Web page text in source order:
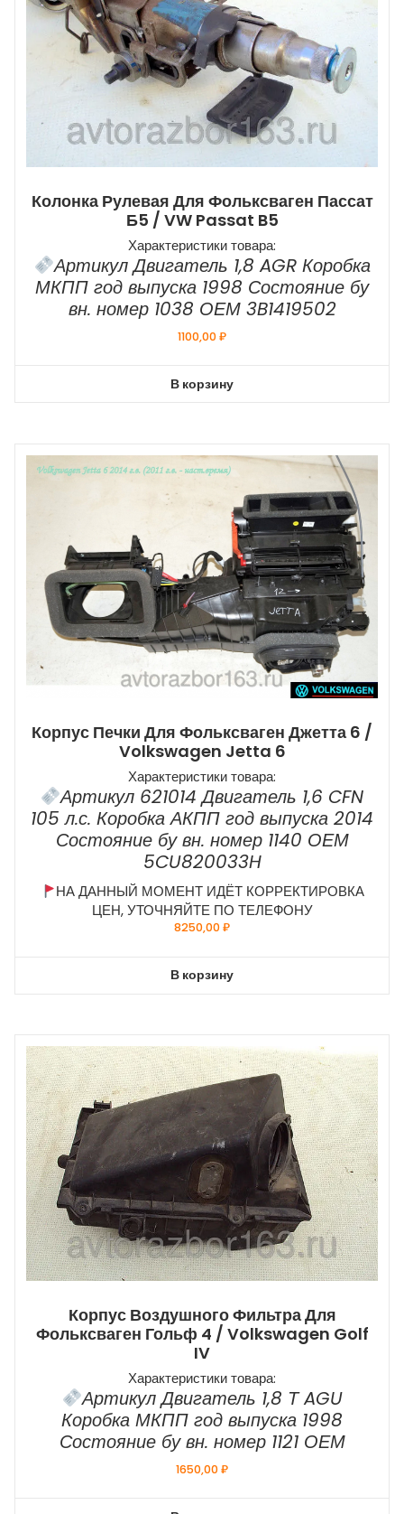
Колонка Рулевая Для Фольксваген Пассат
Б5 / VW Passat B5
Характеристики товара:
Артикул Двигатель 1,8 AGR Коробка
МКПП год выпуска 1998 Состояние бу
вн. номер 1038 ОЕМ 3B1419502
1100,00₽
В корзину
Корпус Печки Для Фольксваген Джетта 6 /
Volkswagen Jetta 6
Характеристики товара:
Артикул 621014 Двигатель 1,6 CFN
105 л.с. Коробка АКПП год выпуска 2014
Состояние бу вн. номер 1140 ОЕМ
5CU820033H
НА ДАННЫЙ МОМЕНТ ИДЁТ КОРРЕКТИРОВКА
ЦЕН, УТОЧНЯЙТЕ ПО ТЕЛЕФОНУ
8250,00₽
В корзину
Корпус Воздушного Фильтра Для
Фольксваген Гольф 4 / Volkswagen Golf
IV
Характеристики товара:
Артикул Двигатель 1,8 Т AGU
Коробка МКПП год выпуска 1998
Состояние бу вн. номер 1121 ОЕМ
1650,00₽